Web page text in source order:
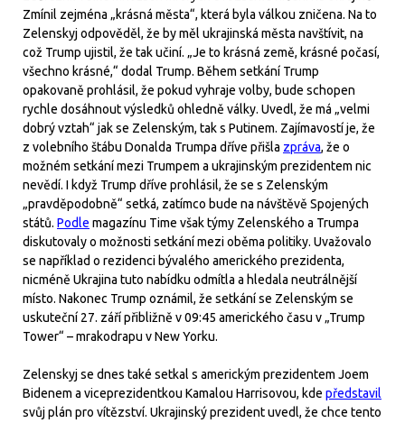
Zmínil zejména „krásná města“, která byla válkou zničena. Na to
Zelenskyj odpověděl, že by měl ukrajinská města navštívit, na
což Trump ujistil, že tak učiní. „Je to krásná země, krásné počasí,
všechno krásné,“ dodal Trump. Během setkání Trump
opakovaně prohlásil, že pokud vyhraje volby, bude schopen
rychle dosáhnout výsledků ohledně války. Uvedl, že má „velmi
dobrý vztah“ jak se Zelenským, tak s Putinem. Zajímavostí je, že
z volebního štábu Donalda Trumpa dříve přišla zpráva, že o
možném setkání mezi Trumpem a ukrajinským prezidentem nic
nevědí. I když Trump dříve prohlásil, že se s Zelenským
„pravděpodobně“ setká, zatímco bude na návštěvě Spojených
států. Podle magazínu Time však týmy Zelenského a Trumpa
diskutovaly o možnosti setkání mezi oběma politiky. Uvažovalo
se například o rezidenci bývalého amerického prezidenta,
nicméně Ukrajina tuto nabídku odmítla a hledala neutrálnější
místo. Nakonec Trump oznámil, že setkání se Zelenským se
uskuteční 27. září přibližně v 09:45 amerického času v „Trump
Tower“ – mrakodrapu v New Yorku.
Zelenskyj se dnes také setkal s americkým prezidentem Joem
Bidenem a viceprezidentkou Kamalou Harrisovou, kde představil
svůj plán pro vítězství. Ukrajinský prezident uvedl, že chce tento